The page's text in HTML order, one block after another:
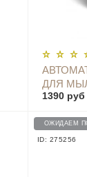
ДЛЯ
1390 руб
ОЖИДАЕМ
ID: 275256